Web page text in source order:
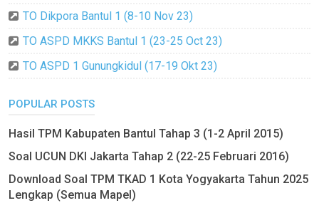
TO Dikpora Bantul 1 (8-10 Nov 23)
TO ASPD MKKS Bantul 1 (23-25 Oct 23)
TO ASPD 1 Gunungkidul (17-19 Okt 23)
POPULAR POSTS
Hasil TPM Kabupaten Bantul Tahap 3 (1-2 April 2015)
Soal UCUN DKI Jakarta Tahap 2 (22-25 Februari 2016)
Download Soal TPM TKAD 1 Kota Yogyakarta Tahun 2025
Lengkap (Semua Mapel)